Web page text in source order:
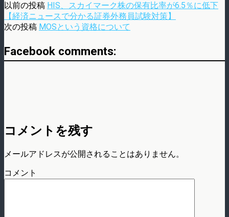
以前の投稿 HIS、スカイマーク株の保有比率が6.5％に低下
【経済ニュースで分かる証券外務員試験対策】
次の投稿 MOSという資格について
Facebook comments:
コメントを残す
メールアドレスが公開されることはありません。
コメント